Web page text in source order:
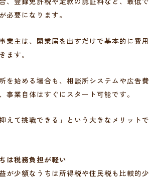
必要になります。
業主は、開業届を出すだけで基本的に費用
ます。
を始める場合も、相談所システムや広告費
事業自体はすぐにスタート可能です。
えて挑戦できる」という大きなメリットで
は税務負担が軽い
が少額なうちは所得税や住民税も比較的少